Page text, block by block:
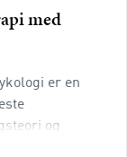
med
er en
og